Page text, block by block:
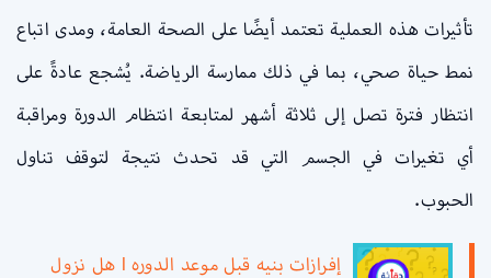
تأثيرات هذه العملية تعتمد أيضًا على الصحة العامة، ومدى اتباع
نمط حياة صحي، بما في ذلك ممارسة الرياضة. يُشجع عادةً على
انتظار فترة تصل إلى ثلاثة أشهر لمتابعة انتظام الدورة ومراقبة
أي تغيرات في الجسم التي قد تحدث نتيجة لتوقف تناول
الحبوب.
إفرازات بنيه قبل موعد الدوره l هل نزول